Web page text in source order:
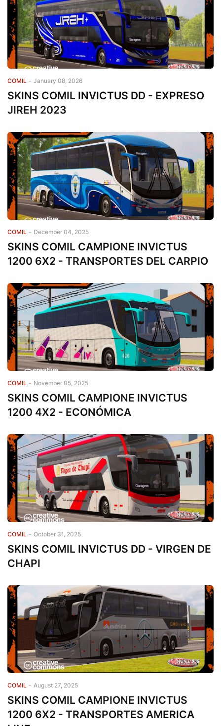
COMIL - January 08, 2026
SKINS COMIL INVICTUS DD - EXPRESO
JIREH 2023
COMIL - December 04, 2025
SKINS COMIL CAMPIONE INVICTUS
1200 6X2 - TRANSPORTES DEL CARPIO
COMIL - November 05, 2025
SKINS COMIL CAMPIONE INVICTUS
1200 4X2 - ECONÓMICA
COMIL - October 31, 2025
SKINS COMIL INVICTUS DD - VIRGEN DE
CHAPI
COMIL - August 27, 2025
SKINS COMIL CAMPIONE INVICTUS
1200 6X2 - TRANSPORTES AMERICA